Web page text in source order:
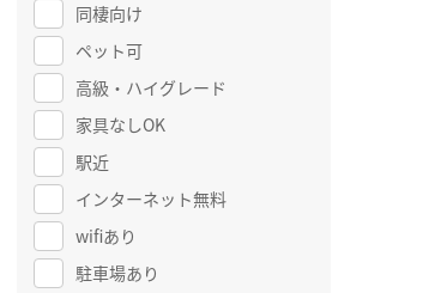
同棲向け
ペット可
高級・ハイグレード
家具なしOK
駅近
インターネット無料
wifiあり
駐車場あり